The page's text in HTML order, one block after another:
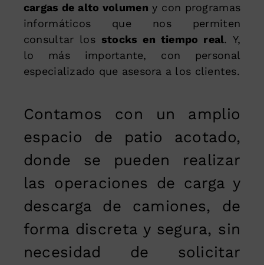
cargas de alto volumen y con programas
informáticos que nos permiten
consultar los stocks en tiempo real. Y,
lo más importante, con personal
especializado que asesora a los clientes.
Contamos con un amplio
espacio de patio acotado,
donde se pueden realizar
las operaciones de carga y
descarga de camiones, de
forma discreta y segura, sin
necesidad de solicitar